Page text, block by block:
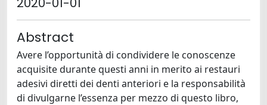
Abstract
Avere l’opportunità di condividere le conoscenze
acquisite durante questi anni in merito ai restauri
adesivi diretti dei denti anteriori e la responsabilità
di divulgarne l’essenza per mezzo di questo libro,